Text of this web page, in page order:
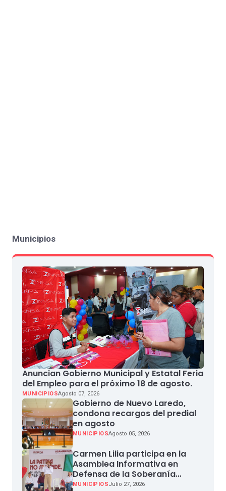
Municipios
Anuncian Gobierno Municipal y Estatal Feria
del Empleo para el próximo 18 de agosto.
MUNICIPIOSAgosto 07, 2026
Gobierno de Nuevo Laredo,
condona recargos del predial
en agosto
MUNICIPIOSAgosto 05, 2026
Carmen Lilia participa en la
Asamblea Informativa en
Defensa de la Soberanía
Nacional en Miguel Aleman
MUNICIPIOSJulio 27, 2026